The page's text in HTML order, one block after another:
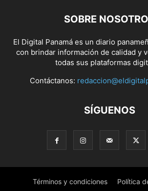
SOBRE
El Digital Panamá es un diario
con brindar información de calidad y
todas sus plataformas
Contáctanos:
SÍGUENOS
Términos y condiciones Política